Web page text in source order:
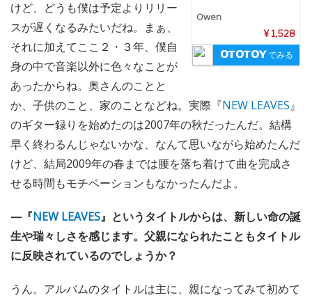
Owen
¥ 1,528
でみる
けど、どうも僕は予定よりリリー
スが遅くなるみたいだね。まぁ、
それに加えてここ２・３年、僕自
身の中で音楽以外に色々なことが
あったからね。奥さんのことと
か、子供のこと、家のことなどね。実際『NEW LEAVES』
のギター録りを始めたのは2007年の秋だったんだ。結構
早く終わるんじゃないかな、なんて思いながら始めたんだ
けど、結局2009年の春までは腰を落ち着けて曲を完成さ
せる時間もモチベーションもなかったんだよ。
—『NEW LEAVES』というタイトルからは、新しい命の誕
生や瑞々しさを感じます。父親になられたこともタイトル
に反映されているのでしょうか？
うん。アルバムのタイトルは主に、親になってみて初めて